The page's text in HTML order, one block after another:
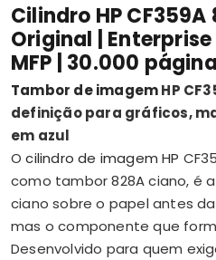
Cilindro HP
Original |
MFP | 30.000
Tambor de imagemHP
definição para gráficos,
em azul
Ocilindro de imagem HP
como tambor 828A ciano, é
ciano sobre o papel antes
mas o componente que
Desenvolvido para quem